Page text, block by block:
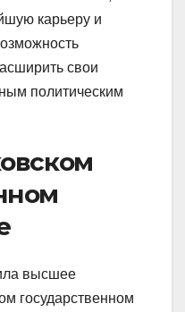
карьеру и
свои
политическим
высшее
государственном